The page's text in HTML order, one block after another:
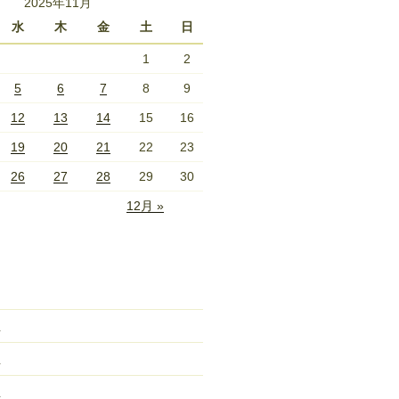
2025年11月
水
木 金 土 日
1 2
5 6 7 8 9
12 13 14 15 16
19 20 21 22 23
26 27 28 29 30
12月 »